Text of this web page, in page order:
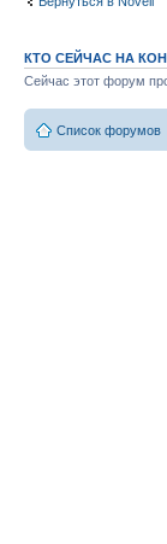
КТО СЕЙЧАС НА
Сейчас этот форум
Список форумов